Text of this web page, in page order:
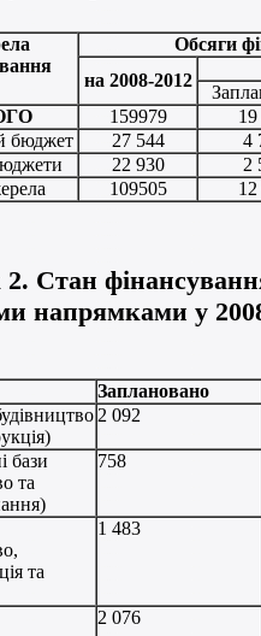
Обсяги
на 2008-2012
159979
бюджет
27 544
4
22 930
2
109505 12
2. Стан
напрямками у
Заплановано
2 092
бази
та
758
та
1 483
2 076